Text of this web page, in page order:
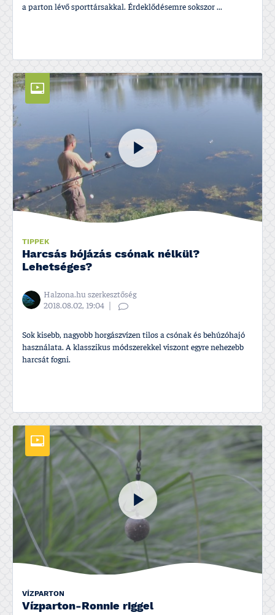
a parton lévő sporttársakkal. Érdeklődésemre sokszor ...
TIPPEK
Harcsás bójázás csónak nélkül?
Lehetséges?
Halzona.hu szerkesztőség
2018.08.02, 19:04
Sok kisebb, nagyobb horgászví­zen tilos a csónak és behúzóhajó
használata. A klasszikus módszerekkel viszont egyre nehezebb
harcsát fogni.
VÍZPARTON
Ví­zparton-Ronnie riggel